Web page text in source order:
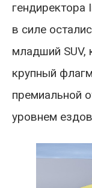
гендиректора
в силе
младший SUV,
крупный
премиальной
уровнем